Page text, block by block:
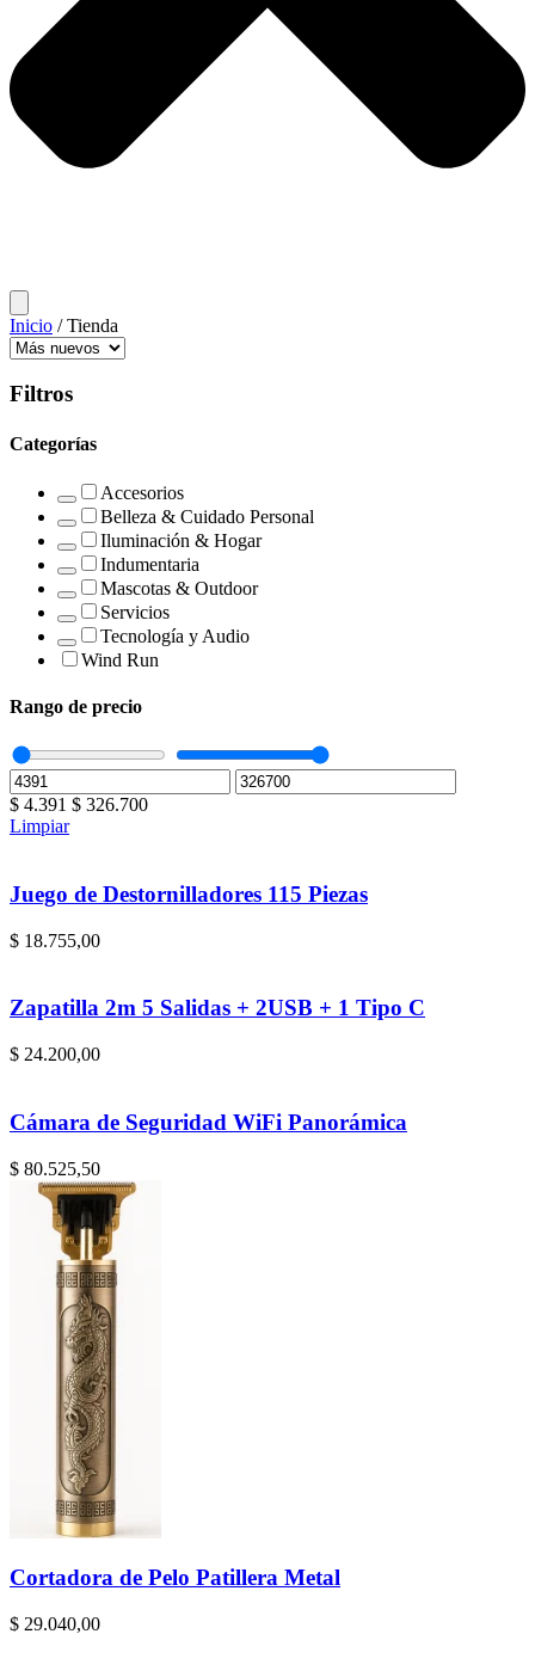
Inicio / Tienda
Filtros
Categorías
Accesorios
Belleza & Cuidado Personal
Iluminación & Hogar
Indumentaria
Mascotas & Outdoor
Servicios
Tecnología y Audio
Wind Run
Rango de precio
$ 4.391 $ 326.700
Limpiar
Juego de Destornilladores 115 Piezas
$ 18.755,00
Zapatilla 2m 5 Salidas + 2USB + 1 Tipo C
$ 24.200,00
Cámara de Seguridad WiFi Panorámica
$ 80.525,50
Cortadora de Pelo Patillera Metal
$ 29.040,00